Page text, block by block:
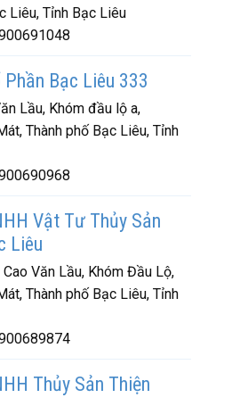
Liêu, Tỉnh Bạc Liêu
Phần Bạc Liêu 333
Lầu, Khóm đầu lộ a,
Thành phố Bạc Liêu, Tỉnh
Vật Tư Thủy Sản
Liêu
Văn Lầu, Khóm Đầu Lộ,
Thành phố Bạc Liêu, Tỉnh
Thủy Sản Thiện